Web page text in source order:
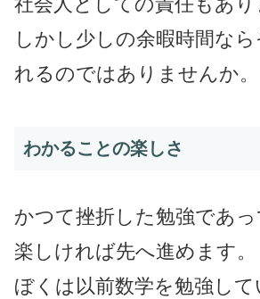
しかし少しの余暇時間な
れるのではありませんか。
わかることの楽しさ
かつて挫折した勉強であ
楽しければ先へ進めます。
ぼくは以前数学を勉強して